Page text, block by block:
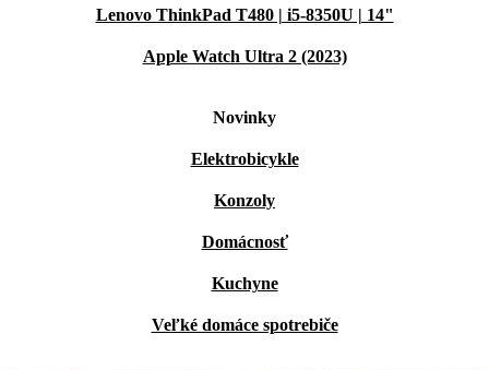
Lenovo ThinkPad T480 | i5-8350U | 14"
Apple Watch Ultra 2 (2023)
Novinky
Elektrobicykle
Konzoly
Domácnosť
Kuchyne
Veľké domáce spotrebiče